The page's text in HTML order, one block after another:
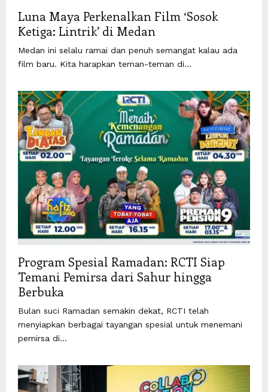
Luna Maya Perkenalkan Film ‘Sosok
Ketiga: Lintrik’ di Medan
Medan ini selalu ramai dan penuh semangat kalau ada
film baru. Kita harapkan teman-teman di...
Program Spesial Ramadan: RCTI Siap
Temani Pemirsa dari Sahur hingga
Berbuka
Bulan suci Ramadan semakin dekat, RCTI telah
menyiapkan berbagai tayangan spesial untuk menemani
pemirsa di...